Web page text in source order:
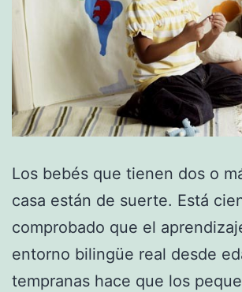
Los bebés que tienen dos o
casa están de suerte. Está
comprobado que el
entorno bilingüe real desde
tempranas hace que los